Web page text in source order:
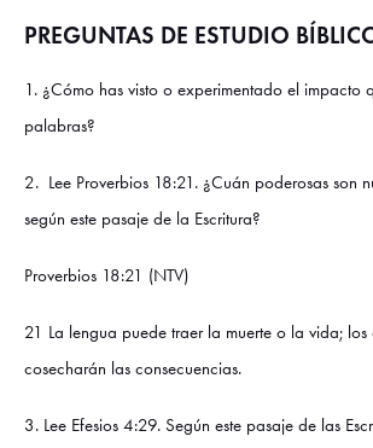
PREGUNTAS DE ESTUDIO
1. ¿Cómo has visto o experimentado el impacto
palabras?
2. Lee Proverbios 18:21. ¿Cuán poderosas son
según este pasaje de la Escritura?
Proverbios 18:21 (NTV)
21 La lengua puede traer la muerte o la vida;
cosecharán las consecuencias.
3. Lee Efesios 4:29. Según este pasaje de las